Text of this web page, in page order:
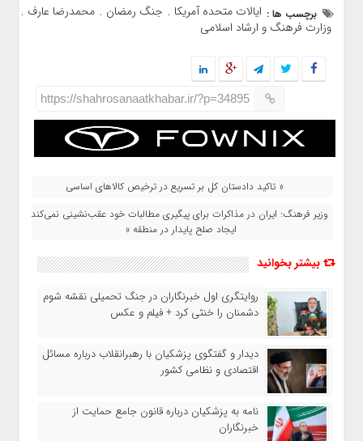
برچسب ها : ایالات متحده آمریکا , جنگ رمضان , محمدرضا عارف ,
وزارت فرهنگ و ارشاد اسلامی
https://shahrosanaatkhabar.ir/?p=34895
« تاکید دادستان کل بر تسریع در ترخیص کالاهای اساسی
وزیر فرهنگ: ایران در مذاکرات برای پیگیری مطالبات خود عقب‌نشینی نمی‌کند/
ایجاد صلح پایدار در منطقه »
بیشتر بخوانید
روایتگری اول خبرنگاران در جنگ تحمیلی نقشه شوم
دشمنان را خنثی کرد + فیلم و عکس
دیدار و گفتگوی پزشکیان با رهبرانقلاب درباره مسائل
اقتصادی و نظامی کشور
نامه به پزشکیان درباره قانون جامع حمایت از
خبرنگاران